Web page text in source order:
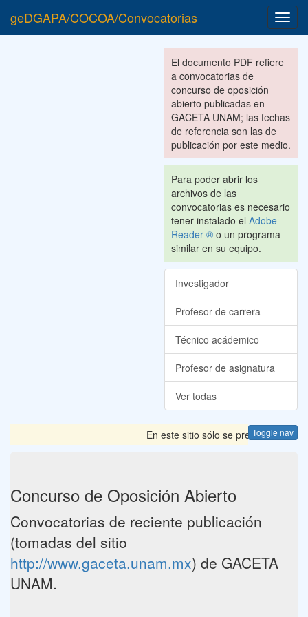
geDGAPA/COCOA/Convocatorias
El documento PDF refiere
a convocatorias de
concurso de oposición
abierto publicadas en
GACETA UNAM; las fechas
de referencia son las de
publicación por este medio.
Para poder abrir los
archivos de las
convocatorias es necesario
tener instalado el Adobe
Reader ® o un programa
similar en su equipo.
Investigador
Profesor de carrera
Técnico acádemico
Profesor de asignatura
Ver todas
Toggle nav
En este sitio sólo se presentan las
Concurso de Oposición Abierto
Convocatorias de reciente publicación
(tomadas del sitio
http://www.gaceta.unam.mx) de GACETA
UNAM.